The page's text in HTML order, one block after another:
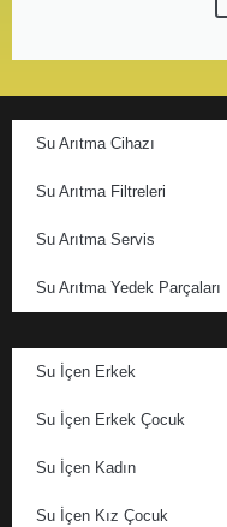
Su Arıtma Cihazı
Su Arıtma Filtreleri
Su Arıtma Servis
Su Arıtma Yedek Parçaları
Su İçen Erkek
Su İçen Erkek Çocuk
Su İçen Kadın
Su İçen Kız Çocuk